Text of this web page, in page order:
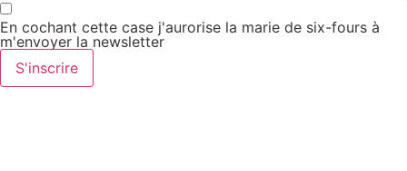
En cochant cette case j'aurorise la marie de six-fours à
m'envoyer la newsletter
S'inscrire